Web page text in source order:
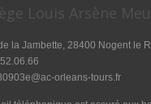
Louis Arsène
la Jambette, 28400 Nogent le
orleans-tours.fr